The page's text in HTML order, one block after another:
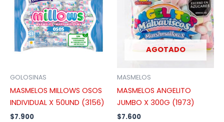
GOLOSINAS
MASMELOS MILLOWS OSOS
INDIVIDUAL X 50UND (3156)
$7.900
AGOTADO
MASMELOS
MASMELOS ANGELITO
JUMBO X 300G (1973)
$7.600